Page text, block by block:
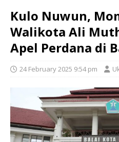
Kulo Nuwun,
Walikota Ali
Apel Perdana di
24 February 2025 9:54 pm